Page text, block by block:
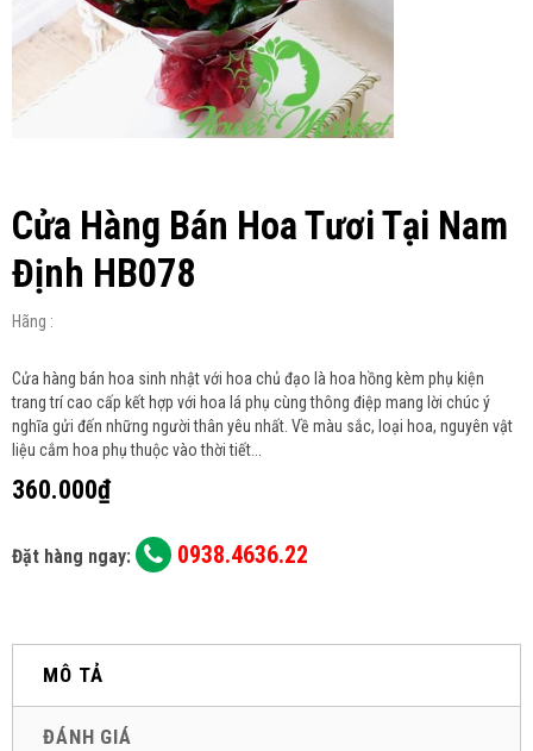
Cửa Hàng Bán Hoa Tươi Tại Nam
Định HB078
Hãng :
Cửa hàng bán hoa sinh nhật với hoa chủ đạo là hoa hồng kèm phụ kiện
trang trí cao cấp kết hợp với hoa lá phụ cùng thông điệp mang lời chúc ý
nghĩa gửi đến những người thân yêu nhất. Về màu sắc, loại hoa, nguyên vật
liệu cắm hoa phụ thuộc vào thời tiết...
360.000₫
Đặt hàng ngay: 0938.4636.22
MÔ TẢ
ĐÁNH GIÁ